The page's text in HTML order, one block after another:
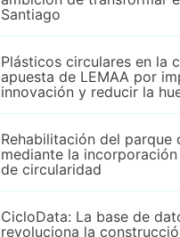
Santiago
Plásticos circulares en la
apuesta de LEMAA por
innovación y reducir la
Rehabilitación del parque
mediante la
de circularidad
CicloData: La base de
revoluciona la